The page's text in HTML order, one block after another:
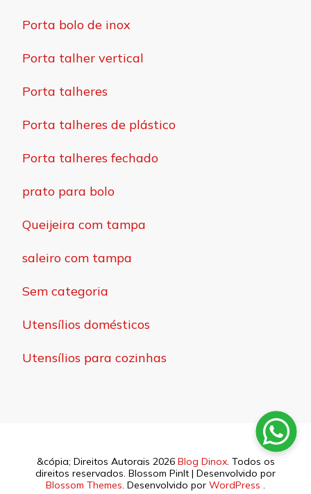
Porta bolo de inox
Porta talher vertical
Porta talheres
Porta talheres de plástico
Porta talheres fechado
prato para bolo
Queijeira com tampa
saleiro com tampa
Sem categoria
Utensílios domésticos
Utensílios para cozinhas
&cópia; Direitos Autorais 2026 Blog Dinox. Todos os
direitos reservados. Blossom PinIt | Desenvolvido por
Blossom Themes. Desenvolvido por WordPress .